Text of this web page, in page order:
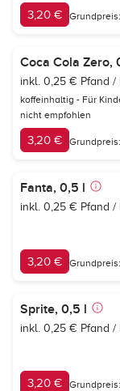
3,20 €
Coca Cola Zero,
inkl. 0,25 € Pfand /
koffeinhaltig - Für
nicht empfohlen
3,20 €
Fanta, 0,5 l
inkl. 0,25 € Pfand /
3,20 €
Sprite, 0,5 l
inkl. 0,25 € Pfand /
3,20 €